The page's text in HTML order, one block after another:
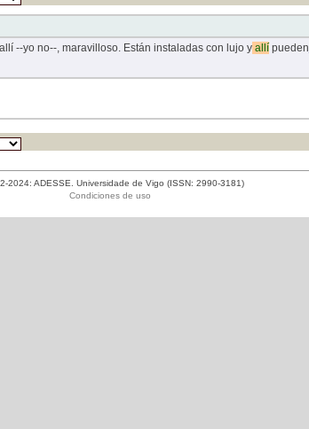
--yo no--, maravilloso. Están instaladas con lujo yallípueden
2024: ADESSE. Universidade de Vigo (ISSN: 2990-3181)
Condiciones de uso